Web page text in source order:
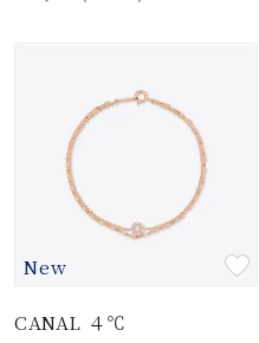
New
CANAL ４℃